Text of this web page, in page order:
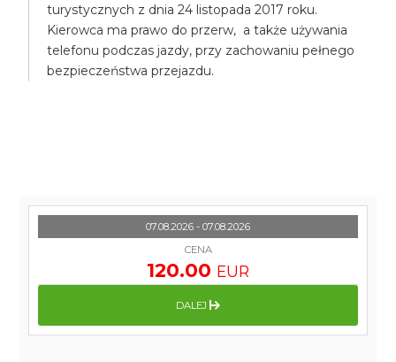
turystycznych z dnia 24 listopada 2017 roku.
Kierowca ma prawo do przerw, a także używania
telefonu podczas jazdy, przy zachowaniu pełnego
bezpieczeństwa przejazdu.
07.08.2026 - 07.08.2026
CENA
120.00 EUR
DALEJ